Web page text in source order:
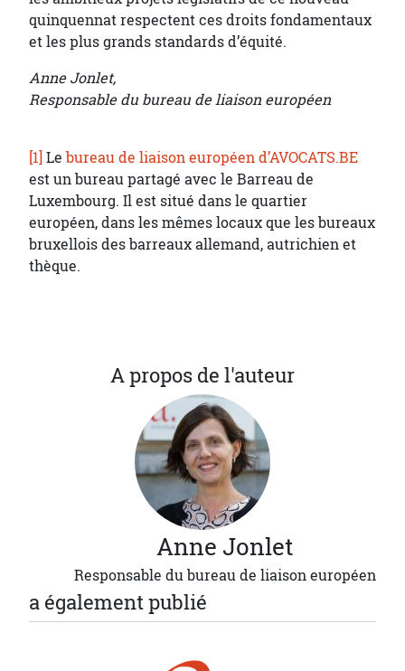
quinquennat respectent ces droits fondamentaux
et les plus grands standards d’équité.
Anne Jonlet,
Responsable du bureau de liaison européen
[1] Le bureau de liaison européen d’AVOCATS.BE
est un bureau partagé avec le Barreau de
Luxembourg. Il est situé dans le quartier
européen, dans les mêmes locaux que les bureaux
bruxellois des barreaux allemand, autrichien et
thèque.
A propos de l'auteur
Anne Jonlet
Responsable du bureau de liaison européen
a également publié